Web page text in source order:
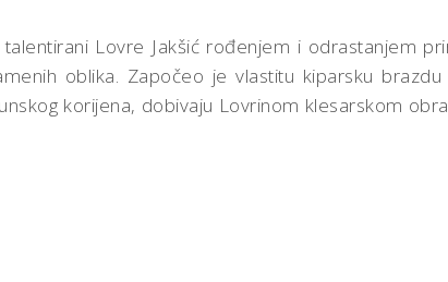
Lovre Jakšić rođenjem i odrastanjem
oblika. Započeo je vlastitu kiparsku
korijena, dobivaju Lovrinom klesarskom